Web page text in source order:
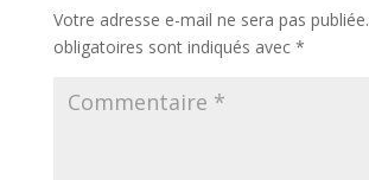
Votre adresse e-mail ne sera pas publiée.
obligatoires sont indiqués avec *